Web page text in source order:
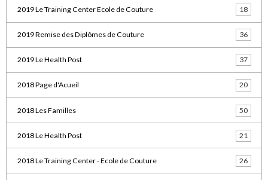
2019 Le Training Center Ecole de Couture 18
2019 Remise des Diplômes de Couture 36
2019 Le Health Post 37
2018 Page d'Acueil 20
2018 Les Familles 50
2018 Le Health Post 21
2018 Le Training Center - Ecole de Couture 26